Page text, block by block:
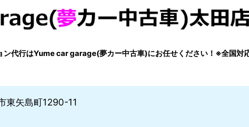
ン代行はYume car garage(夢カー中古車)にお任せください！※全国対
矢島町1290-11